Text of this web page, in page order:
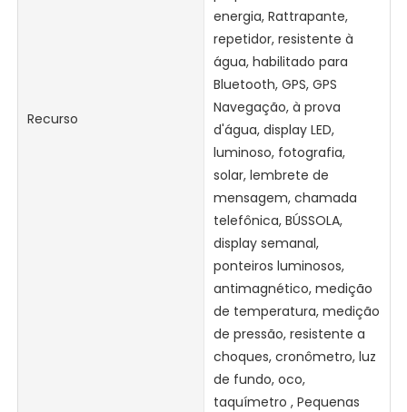
Recurso
energia, Rattrapante,
repetidor, resistente à
água, habilitado para
Bluetooth, GPS, GPS
Navegação, à prova
d'água, display LED,
luminoso, fotografia,
solar, lembrete de
mensagem, chamada
telefônica, BÚSSOLA,
display semanal,
ponteiros luminosos,
antimagnético, medição
de temperatura, medição
de pressão, resistente a
choques, cronômetro, luz
de fundo, oco,
taquímetro , Pequenas